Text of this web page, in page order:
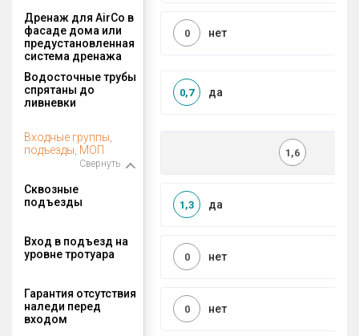
Дренаж для AirCo в
фасаде дома или
предустановленная
система дренажа
нет
0
Водосточные трубы
спрятаны до
ливневки
да
0,7
Входные группы,
подъезды, МОП
Свернуть
1,6
Сквозные
подъезды
да
1,3
Вход в подъезд на
уровне тротуара
нет
0
Гарантия отсутствия
наледи перед
входом
нет
0